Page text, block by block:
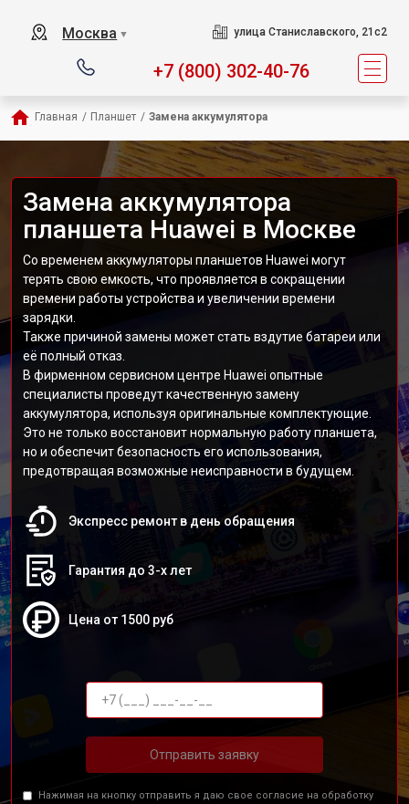
Москва ▼ улица Станиславского, 21с2
+7 (800) 302-40-76
Главная / Планшет / Замена аккумулятора
Замена аккумулятора
планшета Huawei в Москве
Со временем аккумуляторы планшетов Huawei могут
терять свою емкость, что проявляется в сокращении
времени работы устройства и увеличении времени
зарядки.
Также причиной замены может стать вздутие батареи или
её полный отказ.
В фирменном сервисном центре Huawei опытные
специалисты проведут качественную замену
аккумулятора, используя оригинальные комплектующие.
Это не только восстановит нормальную работу планшета,
но и обеспечит безопасность его использования,
предотвращая возможные неисправности в будущем.
Экспресс ремонт в день обращения
Гарантия до 3-х лет
Цена от 1500 руб
Отправить заявку
Нажимая на кнопку отправить я даю свое согласие на обработку